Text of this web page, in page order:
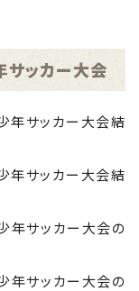
ッカー大会
年サッカー大会結
年サッカー大会結
年サッカー大会の
年サッカー大会の